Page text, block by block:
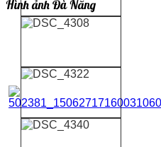
Hình ảnh Đà Nẵng